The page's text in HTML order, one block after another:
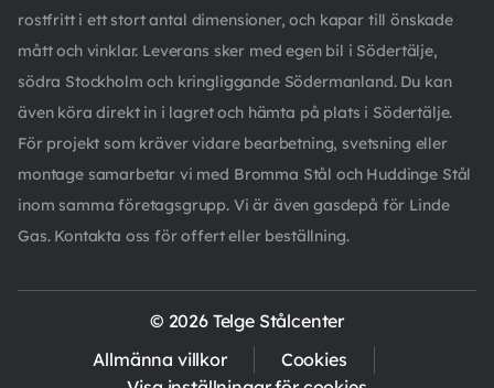
rostfritt i ett stort antal dimensioner, och kapar till önskade
mått och vinklar. Leverans sker med egen bil i Södertälje,
södra Stockholm och kringliggande Södermanland. Du kan
även köra direkt in i lagret och hämta på plats i Södertälje.
För projekt som kräver vidare bearbetning, svetsning eller
montage samarbetar vi med Bromma Stål och Huddinge Stål
inom samma företagsgrupp. Vi är även gasdepå för Linde
Gas. Kontakta oss för offert eller beställning.
© 2026 Telge Stålcenter
Allmänna villkor
Cookies